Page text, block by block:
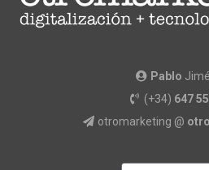
Pablo
(+34) 647
otromarketing @